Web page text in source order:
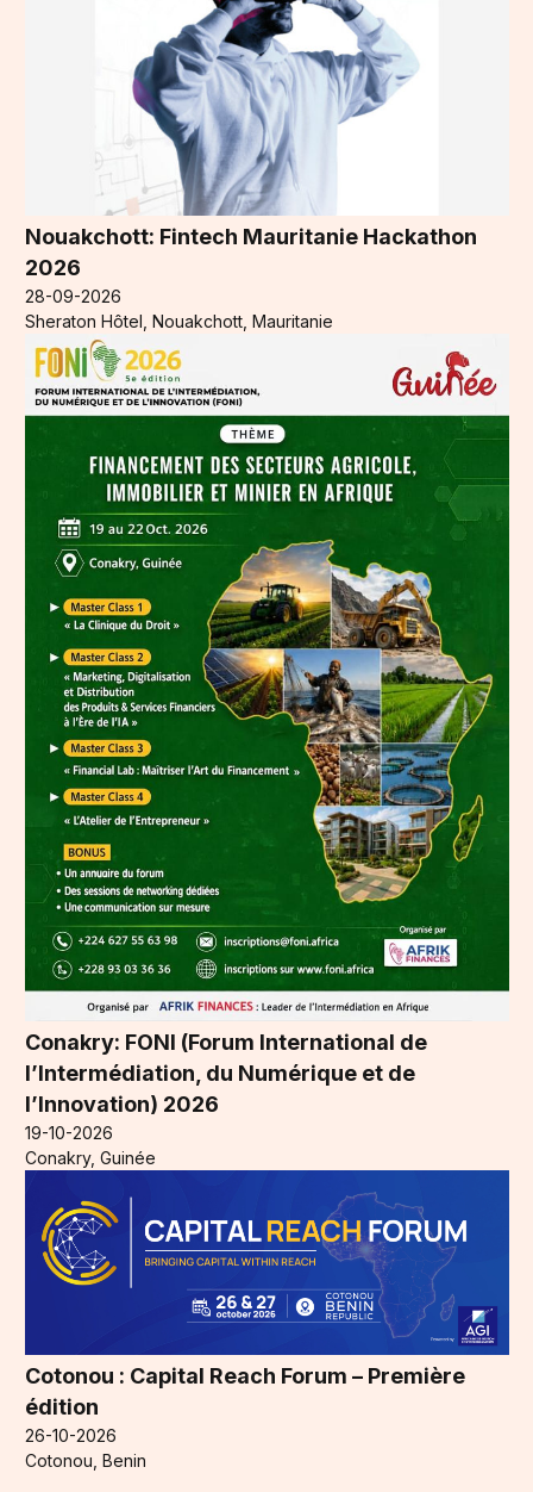
Nouakchott: Fintech Mauritanie Hackathon
2026
28-09-2026
Sheraton Hôtel, Nouakchott, Mauritanie
Conakry: FONI (Forum International de
l’Intermédiation, du Numérique et de
l’Innovation) 2026
19-10-2026
Conakry, Guinée
Cotonou : Capital Reach Forum – Première
édition
26-10-2026
Cotonou, Benin